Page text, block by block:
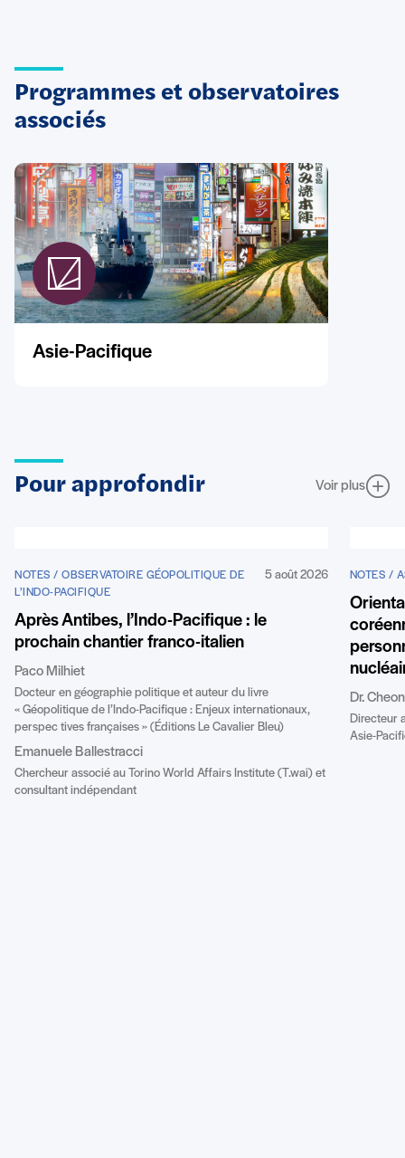
Programmes et observatoires
associés
Asie-Pacifique
Pour approfondir Voir plus
NOTES / OBSERVATOIRE GÉOPOLITIQUE DE
L’INDO-PACIFIQUE
5 août 2026
Après Antibes, l’Indo-Pacifique : le
prochain chantier franco-italien
Paco Milhiet
Docteur en géographie politique et auteur du livre
« Géopolitique de l’Indo-Pacifique : Enjeux internationaux,
perspec tives françaises » (Éditions Le Cavalier Bleu)
Emanuele Ballestracci
Chercheur associé au Torino World Affairs Institute (T.wai) et
consultant indépendant
NOTES /
Dr.
Directeur
Asie-